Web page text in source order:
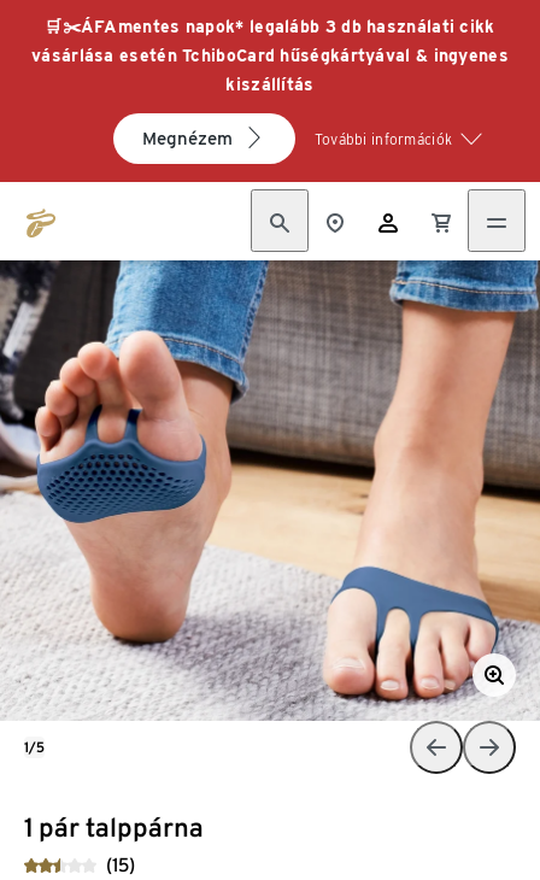
🛒✂️ÁFAmentes napok* legalább 3 db használati cikk
vásárlása esetén TchiboCard hűségkártyával & ingyenes
kiszállítás
Megnézem További információk
1 pár talppárna
(15)
1/5